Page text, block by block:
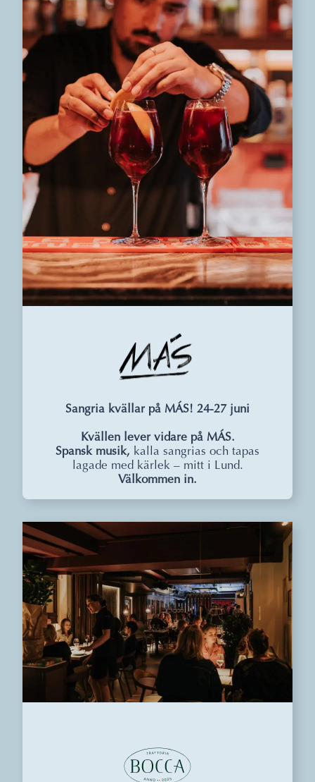
Sangria kvällar på MÁS! 24-27 juni
Kvällen lever vidare på MÁS.
Spansk musik, kalla sangrias och tapas
lagade med kärlek – mitt i Lund.
Välkommen in.